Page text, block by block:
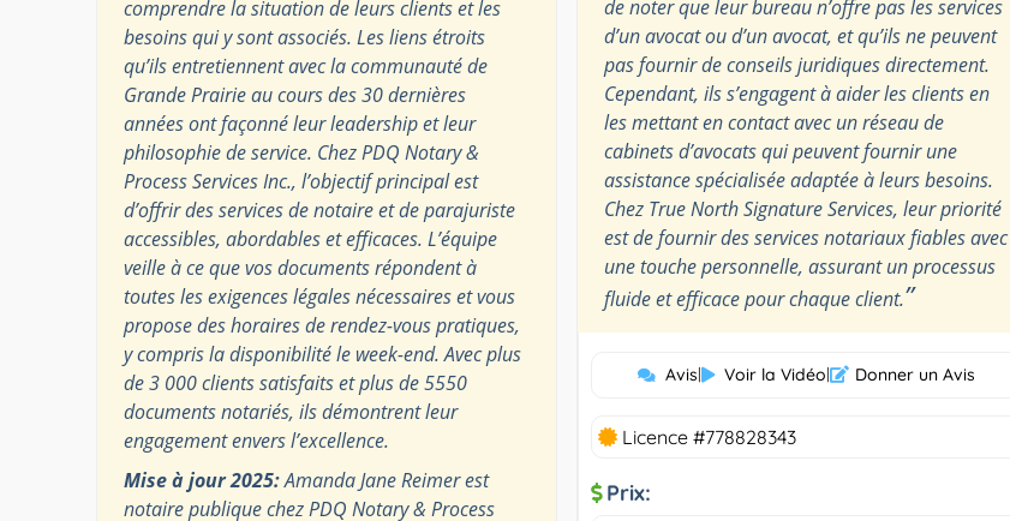
comprendre la situation de leurs clients et les
besoins qui y sont associés. Les liens étroits
qu’ils entretiennent avec la communauté de
Grande Prairie au cours des 30 dernières
années ont façonné leur leadership et leur
philosophie de service. Chez PDQ Notary &
Process Services Inc., l’objectif principal est
d’offrir des services de notaire et de parajuriste
accessibles, abordables et efficaces. L’équipe
veille à ce que vos documents répondent à
toutes les exigences légales nécessaires et vous
propose des horaires de rendez-vous pratiques,
y compris la disponibilité le week-end. Avec plus
de 3 000 clients satisfaits et plus de 5550
documents notariés, ils démontrent leur
engagement envers l’excellence.
Mise à jour 2025:Amanda Jane Reimer est
notaire publique chez PDQ Notary & Process
de noter que leur bureau n’offre pas les services
d’un avocat ou d’un avocat, et qu’ils ne peuvent
pas fournir de conseils juridiques directement.
Cependant, ils s’engagent à aider les clients en
les mettant en contact avec un réseau de
cabinets d’avocats qui peuvent fournir une
assistance spécialisée adaptée à leurs besoins.
Chez True North Signature Services, leur priorité
est de fournir des services notariaux fiables avec
une touche personnelle, assurant un processus
fluide et efficace pour chaque client.”
Avis| Voir la Vidéo| Donner un Avis
Licence #778828343
Prix: